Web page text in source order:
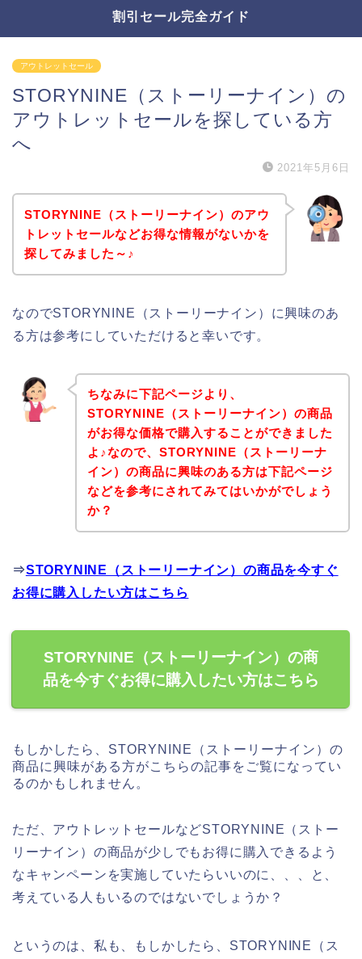
割引セール完全ガイド
アウトレットセール
STORYNINE（ストーリーナイン）の
アウトレットセールを探している方
へ
2021年5月6日
STORYNINE（ストーリーナイン）のアウ
トレットセールなどお得な情報がないかを
探してみました～♪
なのでSTORYNINE（ストーリーナイン）に興味のあ
る方は参考にしていただけると幸いです。
ちなみに下記ページより、
STORYNINE（ストーリーナイン）の商品
がお得な価格で購入することができました
よ♪なので、STORYNINE（ストーリーナ
イン）の商品に興味のある方は下記ページ
などを参考にされてみてはいかがでしょう
か？
⇒STORYNINE（ストーリーナイン）の商品を今すぐ
お得に購入したい方はこちら
STORYNINE（ストーリーナイン）の商
品を今すぐお得に購入したい方はこちら
もしかしたら、STORYNINE（ストーリーナイン）の
商品に興味がある方がこちらの記事をご覧になってい
るのかもしれません。
ただ、アウトレットセールなどSTORYNINE（ストー
リーナイン）の商品が少しでもお得に購入できるよう
なキャンペーンを実施していたらいいのに、、、と、
考えている人もいるのではないでしょうか？
というのは、私も、もしかしたら、STORYNINE（ス